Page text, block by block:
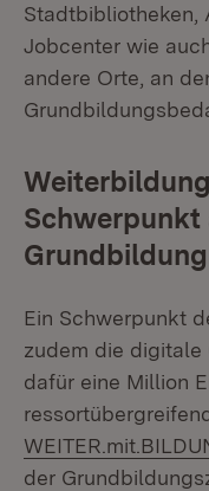
Stadtbibliotheken,
Jobcenter wie
andere Orte, an
Grundbildung
Ein Schwerpunkt
zudem die
dafür eine Million
der